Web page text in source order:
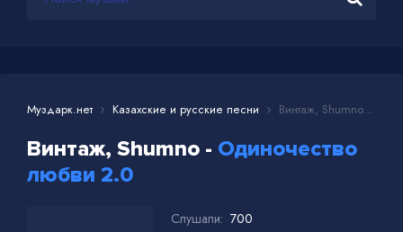
Муздарк.нет Казахские и русские песни Винтаж, Shumno - Одиночество любви 2.0
Винтаж, Shumno - Одиночество
любви 2.0
Слушали: 700